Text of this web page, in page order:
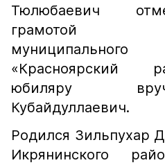
Тюлюбаевич
грамотой
«Красноярский
юбиляру
Кубайдуллаевич.
Родился Зильпухар
Икрянинского